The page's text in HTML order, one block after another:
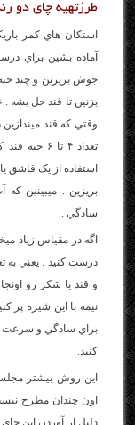
طرزتهیه چاي دو
استکان هاي کمر
آماده بشين براي
جوش بريزين و چند
بزنين تا قند حل بشه .
وقتي که قند
تعداد ۴
استفاده از يک قاشق
بريزين . ميبينين که
سادگي .
اگه در مقياس زياد
درست کنيد . يعني به
و قند يا شکر رو
نيمه با اين شيره پر
براي سادگي و سرعت
کنيد.
اين روش بيشتر
اون چندان مطرح